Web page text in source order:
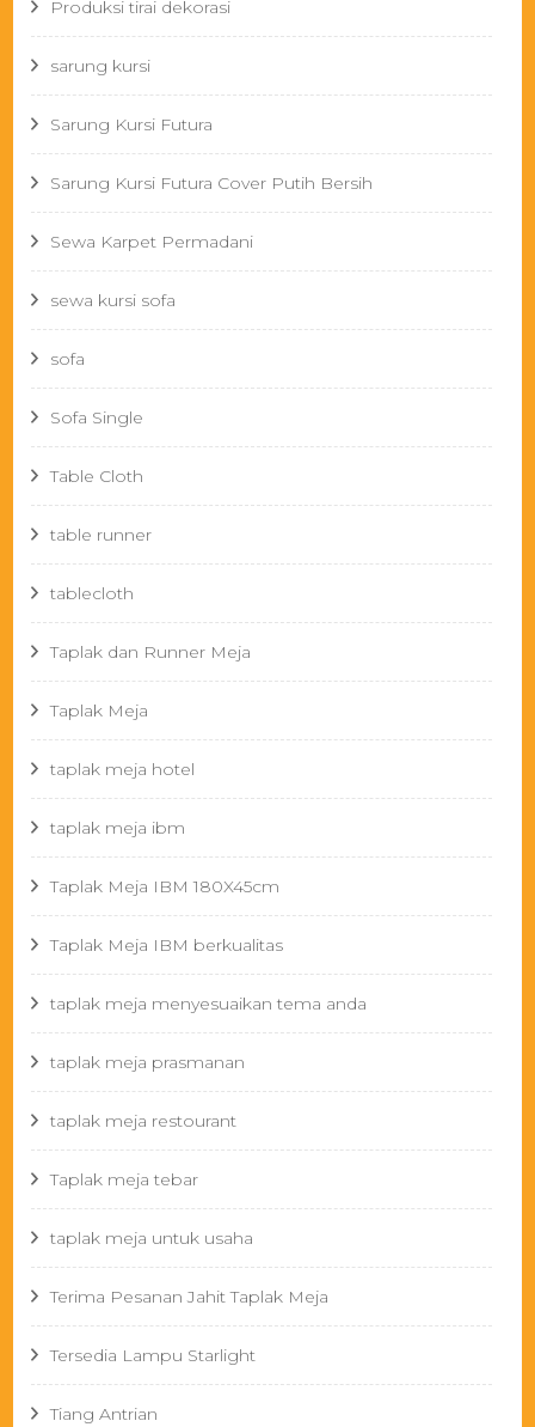
Produksi tirai dekorasi
sarung kursi
Sarung Kursi Futura
Sarung Kursi Futura Cover Putih Bersih
Sewa Karpet Permadani
sewa kursi sofa
sofa
Sofa Single
Table Cloth
table runner
tablecloth
Taplak dan Runner Meja
Taplak Meja
taplak meja hotel
taplak meja ibm
Taplak Meja IBM 180X45cm
Taplak Meja IBM berkualitas
taplak meja menyesuaikan tema anda
taplak meja prasmanan
taplak meja restourant
Taplak meja tebar
taplak meja untuk usaha
Terima Pesanan Jahit Taplak Meja
Tersedia Lampu Starlight
Tiang Antrian